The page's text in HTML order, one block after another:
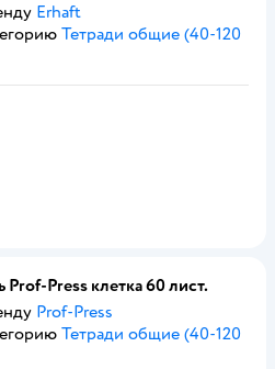
Erhaft
Тетради общие (40-120
Press клетка 60 лист.
Prof-Press
Тетради общие (40-120